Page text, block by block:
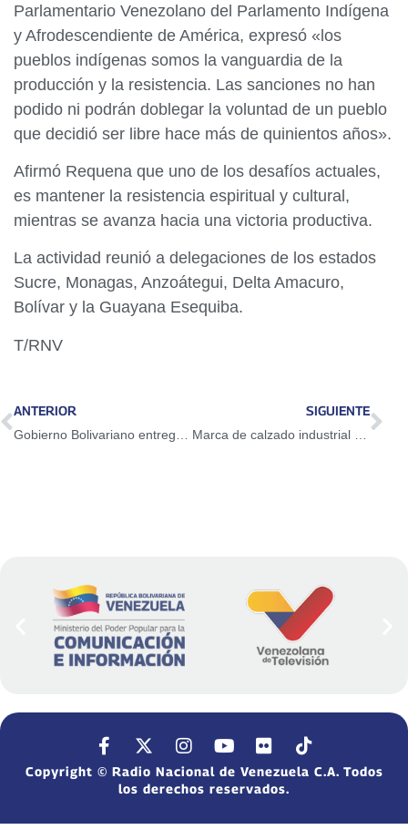
Parlamentario Venezolano del Parlamento Indígena
y Afrodescendiente de América, expresó «los
pueblos indígenas somos la vanguardia de la
producción y la resistencia. Las sanciones no han
podido ni podrán doblegar la voluntad de un pueblo
que decidió ser libre hace más de quinientos años».
Afirmó Requena que uno de los desafíos actuales,
es mantener la resistencia espiritual y cultural,
mientras se avanza hacia una victoria productiva.
La actividad reunió a delegaciones de los estados
Sucre, Monagas, Anzoátegui, Delta Amacuro,
Bolívar y la Guayana Esequiba.
T/RNV
ANTERIOR SIGUIENTE
Copyright © Radio Nacional de Venezuela C.A. Todos
los derechos reservados.